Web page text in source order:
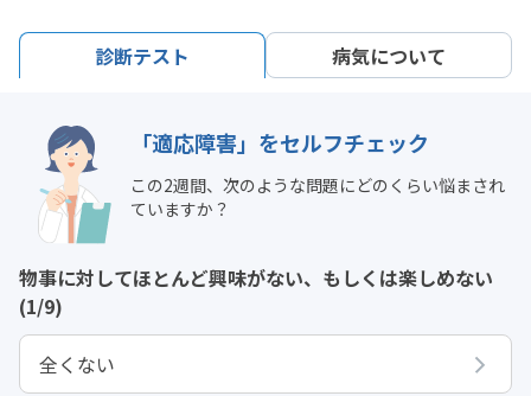
診断テスト 病気について
「適応障害」をセルフチェック
この2週間、次のような問題にどのくらい悩まされ
ていますか？
物事に対してほとんど興味がない、もしくは楽しめない
(1/9)
全くない